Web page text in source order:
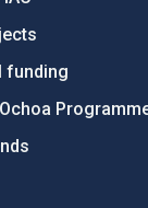
funding